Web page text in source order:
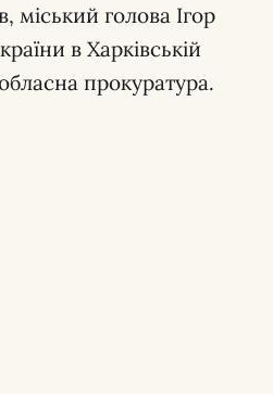
голова Ігор
в Харківській
прокуратура.